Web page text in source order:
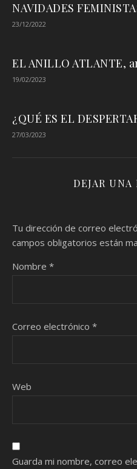
NAVIDADES
23/12/2022
EL ANILLO ATLANTE,
19/02/2023
¿QUÉ ES EL
27/03/2023
DEJAR UNA
Tu dirección de correo
campos obligatorios están
Nombre *
Correo electrónico *
Web
Guarda mi nombre, correo